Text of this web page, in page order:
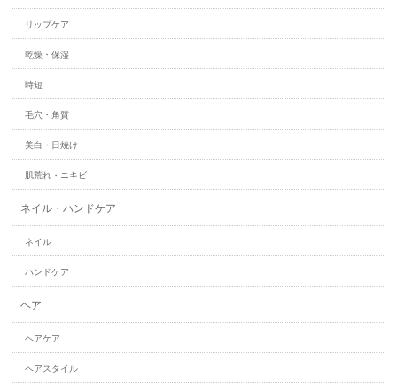
リップケア
乾燥・保湿
時短
毛穴・角質
美白・日焼け
肌荒れ・ニキビ
ネイル・ハンドケア
ネイル
ハンドケア
ヘア
ヘアケア
ヘアスタイル